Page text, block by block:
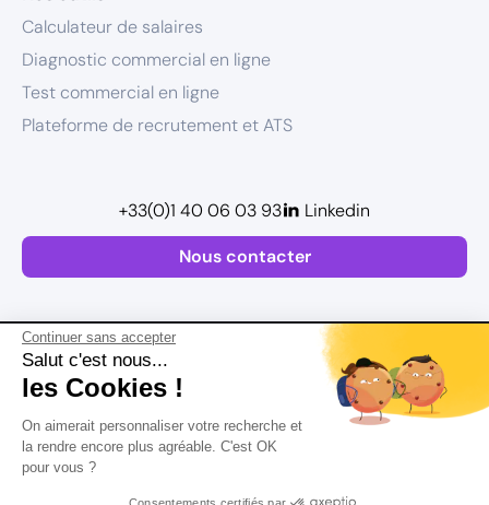
Continuer sans accepter
Salut c'est nous...
les Cookies !
On aimerait personnaliser votre recherche et
la rendre encore plus agréable. C'est OK
pour vous ?
Consentements certifiés par
Calculateur de salaires
Diagnostic commercial en ligne
Test commercial en ligne
Plateforme de recrutement et ATS
Nous contacter
+33(0)1 40 06 03 93 Linkedin
Plan de site
Mentions légales
Conditions Générales d’Utilisation